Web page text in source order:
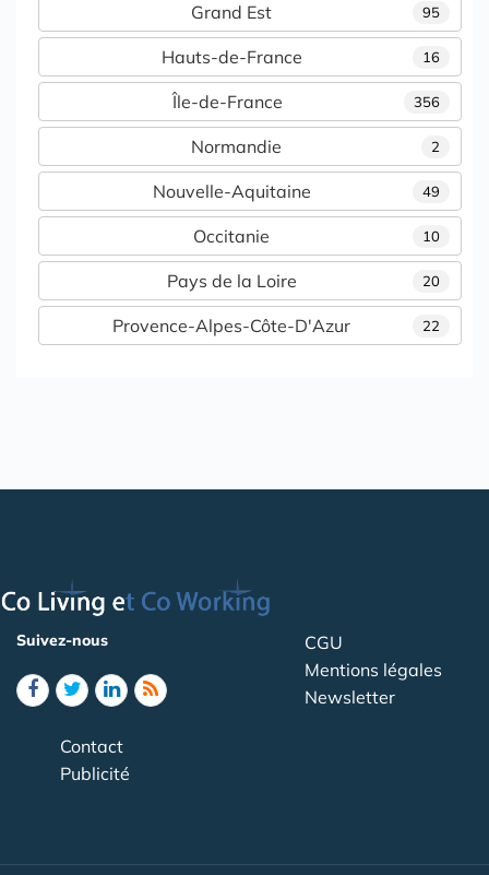
95
Grand Est
16
Hauts-de-France
356
Île-de-France
2
Normandie
49
Nouvelle-Aquitaine
10
Occitanie
20
Pays de la Loire
22
Provence-Alpes-Côte-D'Azur
Suivez-nous
CGU
Mentions légales
Newsletter
Contact
Publicité